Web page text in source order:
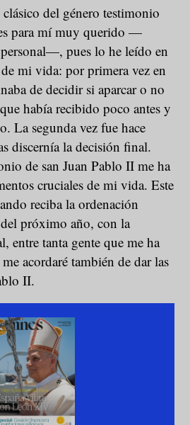
del género testimonio
para mí muy querido —
pues lo he leído en
mi vida: por primera vez en
de decidir si aparcar o no
había recibido poco antes y
La segunda vez fue hace
discernía la decisión final.
de san Juan Pablo II me ha
cruciales de mi vida. Este
reciba la ordenación
próximo año, con la
entre tanta gente que me ha
acordaré también de dar las
II.